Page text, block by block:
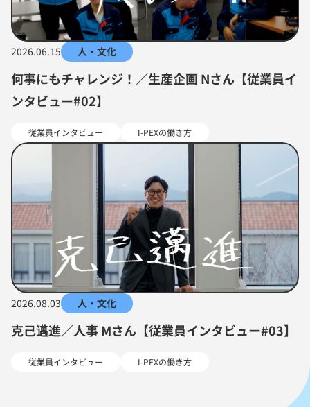
2026.06.15 人・文化
何事にもチャレンジ！／生産企画 Nさん【従業員イ
ンタビュー#02】
従業員インタビュー I-PEXの働き方
2026.08.03 人・文化
克己邁進／人事 Mさん【従業員インタビュー#03】
従業員インタビュー I-PEXの働き方